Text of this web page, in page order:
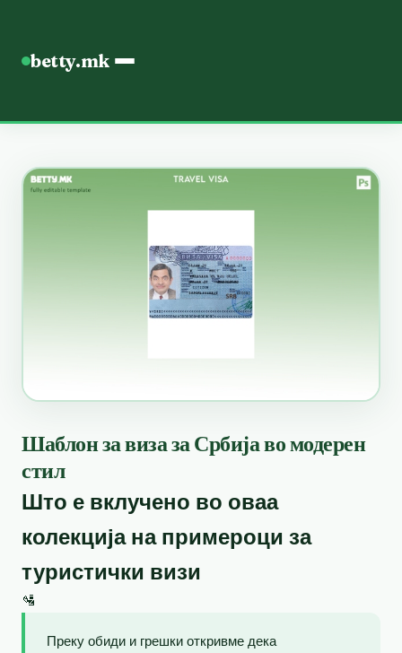
betty.mk
Шаблон за виза за Србија во модерен
стил
Што е вклучено во оваа
колекција на примероци за
туристички визи
🛂
Преку обиди и грешки откривме дека